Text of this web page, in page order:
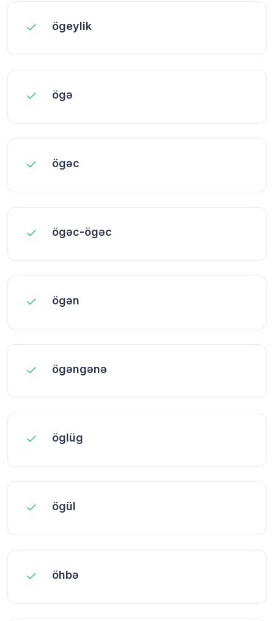
ögeylik
ögə
ögəc
ögəc-ögəc
ögən
ögəngənə
öglüg
ögül
öhbə